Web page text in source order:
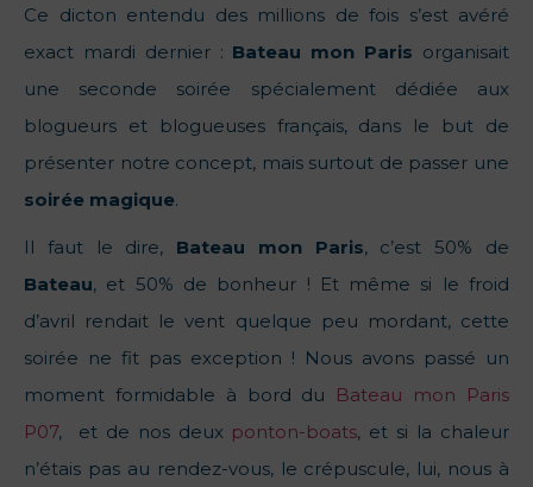
Ce dicton entendu des millions de fois s’est avéré
exact mardi dernier : Bateau mon Paris organisait
une seconde soirée spécialement dédiée aux
blogueurs et blogueuses français, dans le but de
présenter notre concept, mais surtout de passer une
soirée magique.
Il faut le dire, Bateau mon Paris, c’est 50% de
Bateau, et 50% de bonheur ! Et même si le froid
d’avril rendait le vent quelque peu mordant, cette
soirée ne fit pas exception ! Nous avons passé un
moment formidable à bord du Bateau mon Paris
P07, et de nos deux ponton-boats, et si la chaleur
n’étais pas au rendez-vous, le crépuscule, lui, nous à